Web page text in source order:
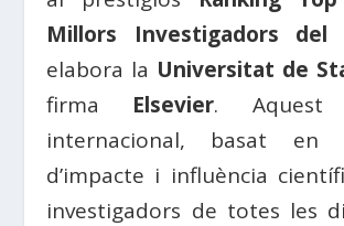
Millors Investigadors del
elabora la Universitat de
firma Elsevier. Aquest
internacional, basat en
d’impacte i influència
investigadors de totes les